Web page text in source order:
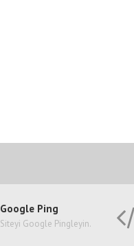
Google Ping
Siteyi Google Pingleyin.